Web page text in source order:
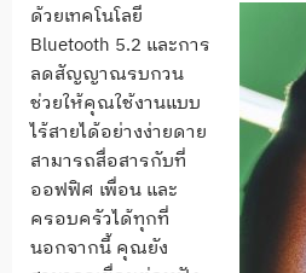
ด้วยเทคโนโลยี
Bluetooth 5.2 และการ
ลดสัญญาณรบกวน
ช่วยให้คุณใช้งานแบบ
ไร้สายได้อย่างง่ายดาย
สามารถสื่อสารกับที่
ออฟฟิศ เพื่อน และ
ครอบครัวได้ทุกที่
นอกจากนี้ คุณยัง